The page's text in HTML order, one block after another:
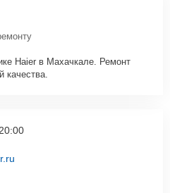
Haier в Махачкале. Ремонт
качества.